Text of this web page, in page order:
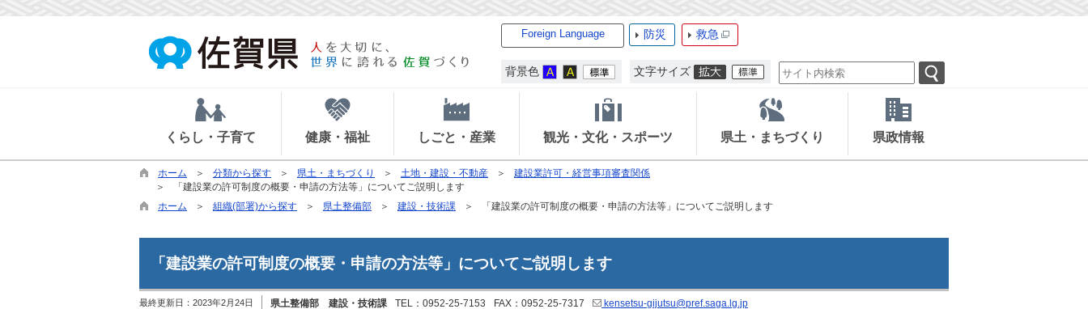
Foreign Language 防災 救急
背景色 文字サイズ
くらし・子育て 健康・福祉 しごと・産業 観光・文化・スポーツ 県土・まちづくり 県政情報
ホーム 分類から探す 県土・まちづくり 土地・建設・不動産
建設業許可・経営事項審査関係
「建設業の許可制度の概要・申請の方法等」についてご説明します
ホーム
組織(部署)から探す 県土整備部 建設・技術課 「建設業の許可制度の概要・申請の方法等」についてご説明します
「建設業の許可制度の概要・申請の方法等」についてご説明します
最終更新日： 2023年2月24日 県土整備部 建設・技術課 TEL：0952-25-7153 FAX：0952-25-7317 kensetsu-gijutsu@pref.saga.lg.jp